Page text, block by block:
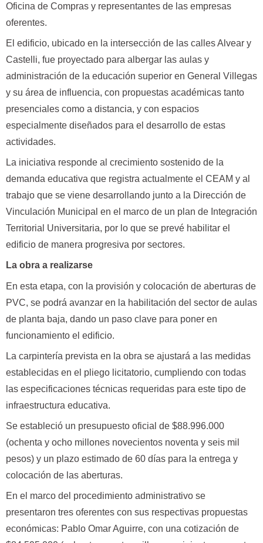
Oficina de Compras y representantes de las empresas
oferentes.
El edificio, ubicado en la intersección de las calles Alvear y
Castelli, fue proyectado para albergar las aulas y
administración de la educación superior en General Villegas
y su área de influencia, con propuestas académicas tanto
presenciales como a distancia, y con espacios
especialmente diseñados para el desarrollo de estas
actividades.
La iniciativa responde al crecimiento sostenido de la
demanda educativa que registra actualmente el CEAM y al
trabajo que se viene desarrollando junto a la Dirección de
Vinculación Municipal en el marco de un plan de Integración
Territorial Universitaria, por lo que se prevé habilitar el
edificio de manera progresiva por sectores.
La obra a realizarse
En esta etapa, con la provisión y colocación de aberturas de
PVC, se podrá avanzar en la habilitación del sector de aulas
de planta baja, dando un paso clave para poner en
funcionamiento el edificio.
La carpintería prevista en la obra se ajustará a las medidas
establecidas en el pliego licitatorio, cumpliendo con todas
las especificaciones técnicas requeridas para este tipo de
infraestructura educativa.
Se estableció un presupuesto oficial de $88.996.000
(ochenta y ocho millones novecientos noventa y seis mil
pesos) y un plazo estimado de 60 días para la entrega y
colocación de las aberturas.
En el marco del procedimiento administrativo se
presentaron tres oferentes con sus respectivas propuestas
económicas: Pablo Omar Aguirre, con una cotización de